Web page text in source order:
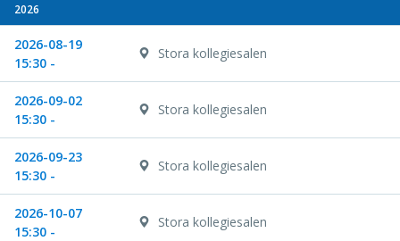
2026
2026-08-19
15:30 -
Stora kollegiesalen
2026-09-02
15:30 -
Stora kollegiesalen
2026-09-23
15:30 -
Stora kollegiesalen
2026-10-07
15:30 -
Stora kollegiesalen